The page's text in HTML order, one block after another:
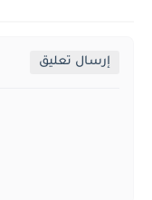
إرسال تعليق